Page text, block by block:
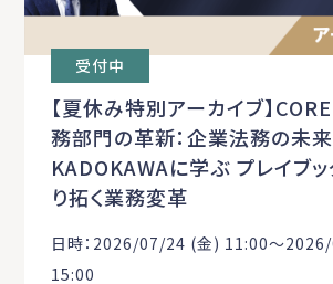
受付中
【夏休み特別アーカイブ】
務部門の革新：企業法務の未来
KADOKAWAに学ぶ プレイブ
り拓く業務変革
日時：2026/07/24 (金) 11:00〜
15:00